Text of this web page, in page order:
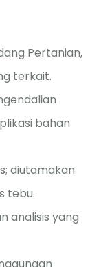
Pertanian,
terkait.
bahan
diutamakan
tebu.
analisis yang